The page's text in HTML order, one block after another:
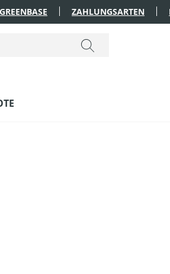
ZAHLUNGSARTEN